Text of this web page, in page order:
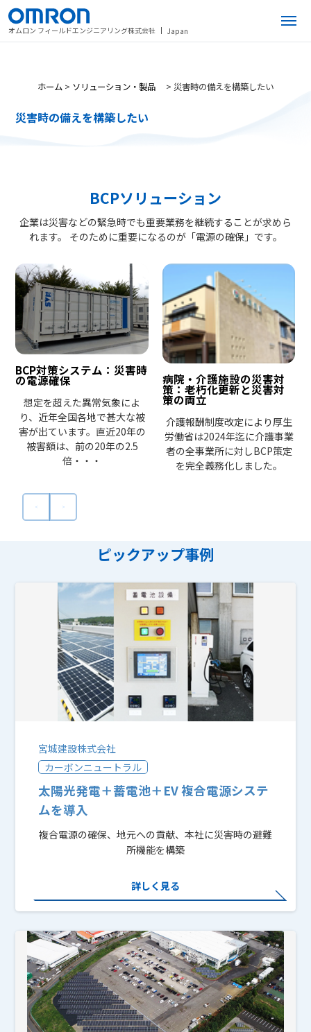
オムロン フィールドエンジニアリング株式会社 Japan
ホーム > ソリューション・製品 > 災害時の備えを構築したい
災害時の備えを構築したい
BCPソリューション
企業は災害などの緊急時でも重要業務を継続することが求めら
れます。 そのために重要になるのが「電源の確保」です。
BCP対策システム：災害時
の電源確保
想定を超えた異常気象によ
り、近年全国各地で甚大な被
害が出ています。直近20年の
被害額は、前の20年の2.5
倍・・・
病院・介護施設の災害対
策：老朽化更新と災害対
策の両立
介護報酬制度改定により厚生
労働省は2024年迄に介護事業
者の全事業所に対しBCP策定
を完全義務化しました。
ピックアップ事例
宮城建設株式会社
カーボンニュートラル
太陽光発電＋蓄電池＋EV 複合電源システ
ムを導入
複合電源の確保、地元への貢献、本社に災害時の避難
所機能を構築
詳しく見る